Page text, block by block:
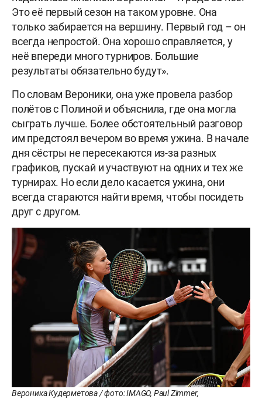
Это её первый сезон на таком уровне. Она
только забирается на вершину. Первый год – он
всегда непростой. Она хорошо справляется, у
неё впереди много турниров. Большие
результаты обязательно будут».
По словам Вероники, она уже провела разбор
полётов с Полиной и объяснила, где она могла
сыграть лучше. Более обстоятельный разговор
им предстоял вечером во время ужина. В начале
дня сёстры не пересекаются из-за разных
графиков, пускай и участвуют на одних и тех же
турнирах. Но если дело касается ужина, они
всегда стараются найти время, чтобы посидеть
друг с другом.
Вероника Кудерметова / фото: IMAGO, Paul Zimmer,